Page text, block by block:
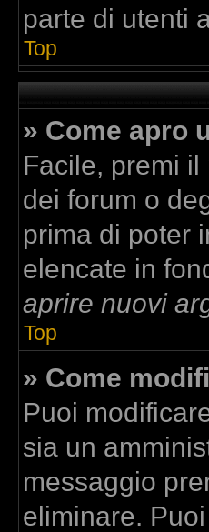
parte di utenti
Top
» Come apro
Facile, premi il
dei forum o
prima di poter
elencate in
aprire nuovi
Top
» Come
Puoi
sia un
messaggio
eliminare.